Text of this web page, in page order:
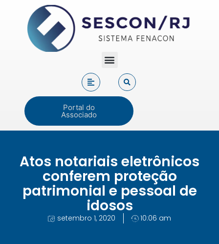
Portal do
Associado
Atos notariais eletrônicos
conferem proteção
patrimonial e pessoal de
idosos
setembro 1, 2020 10:06 am